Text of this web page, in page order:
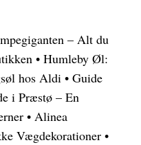
– Alt du
• Humleby Øl:
hos Aldi • Guide
i Præstø – En
• Alinea
Vægdekorationer •